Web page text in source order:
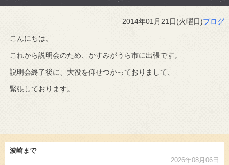
2014年01月21日(火曜日)ブログ
こんにちは。
これから説明会のため、かすみがうら市に出張です。
説明会終了後に、大役を仰せつかっておりまして、
緊張しております。
波崎まで
2026年08月06日